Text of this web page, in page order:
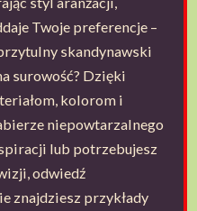
Twoje preferencje –
skandynawski
surowość? Dzięki
kolorom i
niepowtarzalnego
lub potrzebujesz
odwiedź
znajdziesz przykłady